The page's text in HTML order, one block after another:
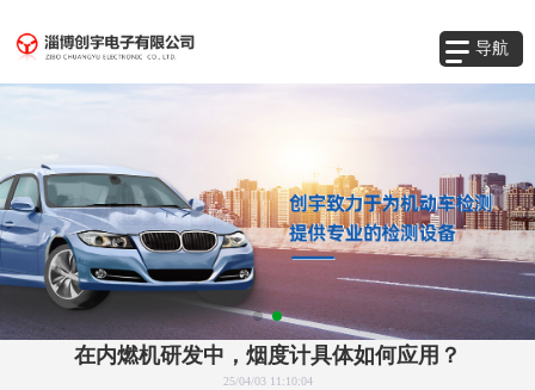
导航
在内燃机研发中，烟度计具体如何应用？
25/04/03 11:10:04